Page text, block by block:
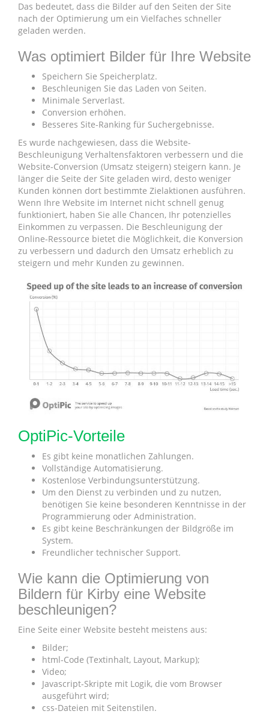
Das bedeutet, dass die Bilder auf den Seiten der Site
nach der Optimierung um ein Vielfaches schneller
geladen werden.
Was optimiert Bilder für Ihre Website
Speichern Sie Speicherplatz.
Beschleunigen Sie das Laden von Seiten.
Minimale Serverlast.
Conversion erhöhen.
Besseres Site-Ranking für Suchergebnisse.
Es wurde nachgewiesen, dass die Website-
Beschleunigung Verhaltensfaktoren verbessern und die
Website-Conversion (Umsatz steigern) steigern kann. Je
länger die Seite der Site geladen wird, desto weniger
Kunden können dort bestimmte Zielaktionen ausführen.
Wenn Ihre Website im Internet nicht schnell genug
funktioniert, haben Sie alle Chancen, Ihr potenzielles
Einkommen zu verpassen. Die Beschleunigung der
Online-Ressource bietet die Möglichkeit, die Konversion
zu verbessern und dadurch den Umsatz erheblich zu
steigern und mehr Kunden zu gewinnen.
OptiPic-Vorteile
Es gibt keine monatlichen Zahlungen.
Vollständige Automatisierung.
Kostenlose Verbindungsunterstützung.
Um den Dienst zu verbinden und zu nutzen,
benötigen Sie keine besonderen Kenntnisse in der
Programmierung oder Administration.
Es gibt keine Beschränkungen der Bildgröße im
System.
Freundlicher technischer Support.
Wie kann die Optimierung von
Bildern für Kirby eine Website
beschleunigen?
Eine Seite einer Website besteht meistens aus:
Bilder;
html-Code (Textinhalt, Layout, Markup);
Video;
Javascript-Skripte mit Logik, die vom Browser
ausgeführt wird;
css-Dateien mit Seitenstilen.